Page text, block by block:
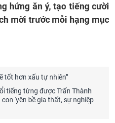
hứng ăn ý, tạo tiếng cười
mời trước mỗi hạng mục
tốt hơn xấu tự nhiên”
tiếng từng được Trấn Thành
'yên bề gia thất, sự nghiệp